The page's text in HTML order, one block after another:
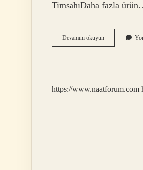
TimsahıDaha fazla
Devamını okuyunE
Ile
https://www.naatforum.com